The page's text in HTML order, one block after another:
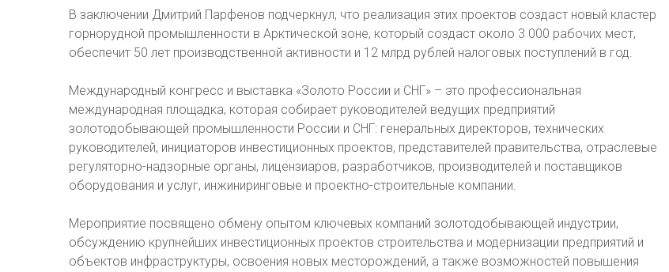
В заключении Дмитрий Парфенов подчеркнул, что реализация этих проектов создаст новый кластер
горнорудной промышленности в Арктической зоне, который создаст около 3 000 рабочих мест,
обеспечит 50 лет производственной активности и 12 млрд рублей налоговых поступлений в год.
Международный конгресс и выставка «Золото России и СНГ» – это профессиональная
международная площадка, которая собирает руководителей ведущих предприятий
золотодобывающей промышленности России и СНГ: генеральных директоров, технических
руководителей, инициаторов инвестиционных проектов, представителей правительства, отраслевые
регуляторно-надзорные органы, лицензиаров, разработчиков, производителей и поставщиков
оборудования и услуг, инжиниринговые и проектно-строительные компании.
Мероприятие посвящено обмену опытом ключевых компаний золотодобывающей индустрии,
обсуждению крупнейших инвестиционных проектов строительства и модернизации предприятий и
объектов инфраструктуры, освоения новых месторождений, а также возможностей повышения